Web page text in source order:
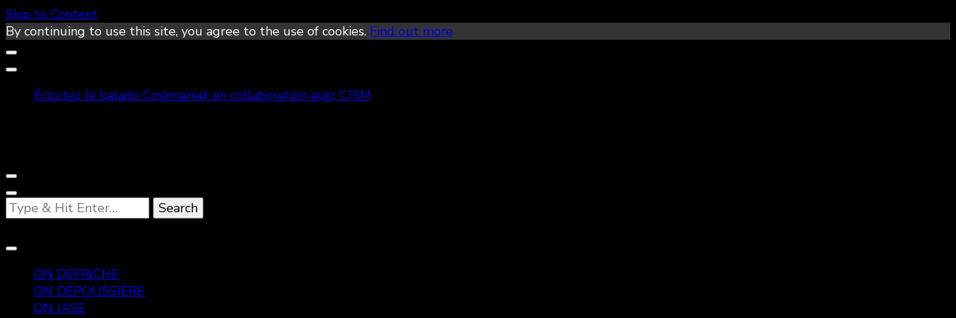
Skip to Content
By continuing to use this site, you agree to the use of cookies. Find out more
Écoutez le balado Cinémaniak en collaboration avec CISM
Looking
for
ON DÉFRICHE
ON DÉPOUSSIÈRE
ON JASE